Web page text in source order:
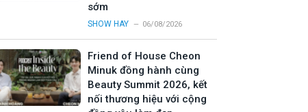
sớm
SHOW HAY 06/08/2026
Friend of House Cheon
Minuk đồng hành cùng
Beauty Summit 2026, kết
nối thương hiệu với cộng